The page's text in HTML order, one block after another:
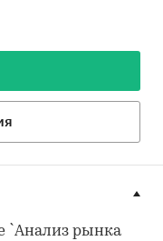
`Анализ рынка